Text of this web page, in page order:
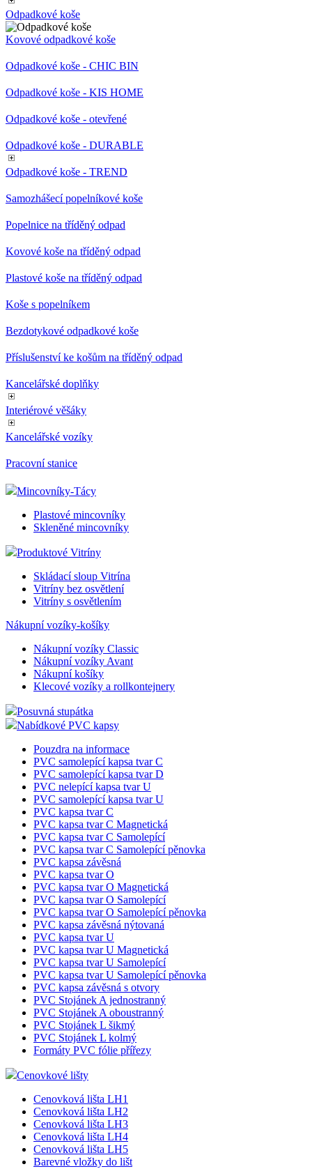
Odpadkové koše
Kovové odpadkové koše
Odpadkové koše - CHIC BIN
Odpadkové koše - KIS HOME
Odpadkové koše - otevřené
Odpadkové koše - DURABLE
Odpadkové koše - TREND
Samozhášecí popelníkové koše
Popelnice na tříděný odpad
Kovové koše na tříděný odpad
Plastové koše na tříděný odpad
Koše s popelníkem
Bezdotykové odpadkové koše
Příslušenství ke košům na tříděný odpad
Kancelářské doplňky
Interiérové věšáky
Kancelářské vozíky
Pracovní stanice
Mincovníky-Tácy
Plastové mincovníky
Skleněné mincovníky
Produktové Vitríny
Skládací sloup Vitrína
Vitríny bez osvětlení
Vitríny s osvětlením
Nákupní vozíky-košíky
Nákupní vozíky Classic
Nákupní vozíky Avant
Nákupní košíky
Klecové vozíky a rollkontejnery
Posuvná stupátka
Nabídkové PVC kapsy
Pouzdra na informace
PVC samolepící kapsa tvar C
PVC samolepící kapsa tvar D
PVC nelepící kapsa tvar U
PVC samolepící kapsa tvar U
PVC kapsa tvar C
PVC kapsa tvar C Magnetická
PVC kapsa tvar C Samolepící
PVC kapsa tvar C Samolepící pěnovka
PVC kapsa závěsná
PVC kapsa tvar O
PVC kapsa tvar O Magnetická
PVC kapsa tvar O Samolepící
PVC kapsa tvar O Samolepící pěnovka
PVC kapsa závěsná nýtovaná
PVC kapsa tvar U
PVC kapsa tvar U Magnetická
PVC kapsa tvar U Samolepící
PVC kapsa tvar U Samolepící pěnovka
PVC kapsa závěsná s otvory
PVC Stojánek A jednostranný
PVC Stojánek A oboustranný
PVC Stojánek L šikmý
PVC Stojánek L kolmý
Formáty PVC fólie přířezy
Cenovkové lišty
Cenovková lišta LH1
Cenovková lišta LH2
Cenovková lišta LH3
Cenovková lišta LH4
Cenovková lišta LH5
Barevné vložky do lišt